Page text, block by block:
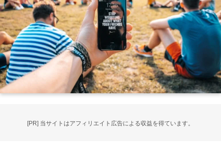
[PR] 当サイトはアフィリエイト広告による収益を得ています。